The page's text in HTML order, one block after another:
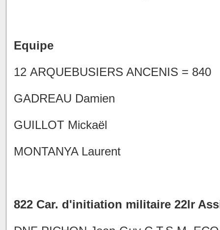
Equipe
12 ARQUEBUSIERS ANCENIS = 840
GADREAU Damien
GUILLOT Mickaël
MONTANYA Laurent
822 Car. d'initiation militaire 22lr